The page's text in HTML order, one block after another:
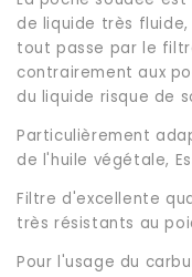
de liquide très
tout passe par le
contrairement aux
du liquide risque de
Particulièrement
de l'huile végétale,
Filtre d'excellente
très résistants au
Pour l'usage du